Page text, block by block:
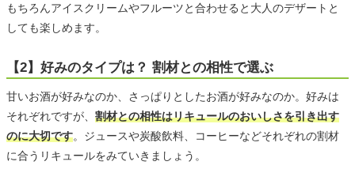
もちろんアイスクリームやフルーツと合わせると大人のデザートと
しても楽しめます。
【2】好みのタイプは？ 割材との相性で選ぶ
甘いお酒が好みなのか、さっぱりとしたお酒が好みなのか。好みは
それぞれですが、 割材との相性はリキュールのおいしさを引き出す
のに大切です。ジュースや炭酸飲料、コーヒーなどそれぞれの割材
に合うリキュールをみていきましょう。